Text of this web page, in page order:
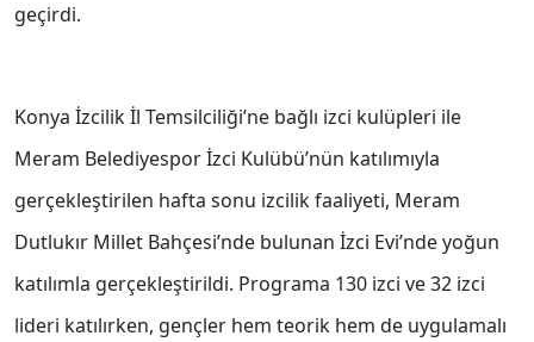
geçirdi.
Konya İzcilik İl Temsilciliği’ne bağlı izci kulüpleri ile
Meram Belediyespor İzci Kulübü’nün katılımıyla
gerçekleştirilen hafta sonu izcilik faaliyeti, Meram
Dutlukır Millet Bahçesi’nde bulunan İzci Evi’nde yoğun
katılımla gerçekleştirildi. Programa 130 izci ve 32 izci
lideri katılırken, gençler hem teorik hem de uygulamalı